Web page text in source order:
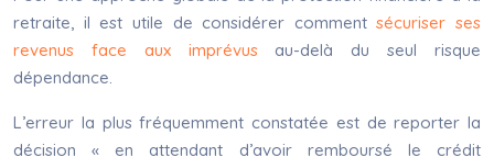
retraite, il est utile de considérer commentsécuriser ses
revenus face aux imprévusau-delà du seul risque
dépendance.
L’erreur la plus fréquemment constatée est de reporter la
décision « en attendant d’avoir remboursé le crédit